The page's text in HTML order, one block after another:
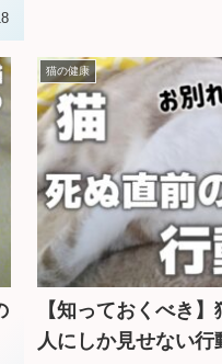
猫の健康
【知っておくべき
人にしか見せない行